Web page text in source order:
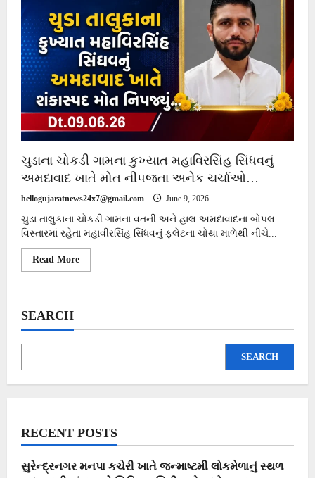
ગૂંચવાયું,
ફરી
રદ
થતા
રાજકારણ
ગરમાયું…
ચુડાના ચોકડી ગામના કુખ્યાત મહાવિરસિંહ સિંધવનું
અમદાવાદ ખાતે મોત નીપજતા અનેક ચર્ચાઓ…
hellogujaratnews24x7@gmail.com June 9, 2026
ચુડા તાલુકાના ચોકડી ગામના વતની અને હાલ અમદાવાદના બોપલ
વિસ્તારમાં રહેતા મહાવીરસિંહ સિંધવનું ફ્લેટના ચોથા માળેથી નીચે...
Read MoreRead
મહાવિરસિંહ
અમદાવાદ
અનેક
SEARCH
SEARCH
RECENT POSTS
સુરેન્દ્રનગર મનપા કચેરી ખાતે જન્માષ્ટમી લોકમેળાનું સ્થળ